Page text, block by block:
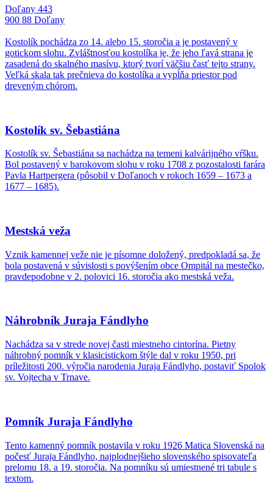
Doľany 443
900 88 Doľany
Kostolík pochádza zo 14. alebo 15. storočia a je postavený v
gotickom slohu. Zvláštnosťou kostolíka je, že jeho ľavá strana je
zasadená do skalného masívu, ktorý tvorí väčšiu časť tejto strany.
Veľká skala tak prečnieva do kostolíka a vypĺňa priestor pod
dreveným chórom.
Kostolík sv. Šebastiána
Kostolík sv. Šebastiána sa nachádza na temeni kalvárijného vŕšku.
Bol postavený v barokovom slohu v roku 1708 z pozostalosti farára
Pavla Hartpergera (pôsobil v Doľanoch v rokoch 1659 – 1673 a
1677 – 1685).
Mestská veža
Vznik kamennej veže nie je písomne doložený, predpokladá sa, že
bola postavená v súvislosti s povýšením obce Ompitál na mestečko,
pravdepodobne v 2. polovici 16. storočia ako mestská veža.
Náhrobník Juraja Fándlyho
Nachádza sa v strede novej časti miestneho cintorína. Pietny
náhrobný pomník v klasicistickom štýle dal v roku 1950, pri
príležitosti 200. výročia narodenia Juraja Fándlyho, postaviť Spolok
sv. Vojtecha v Trnave.
Pomník Juraja Fándlyho
Tento kamenný pomník postavila v roku 1926 Matica Slovenská na
počesť Juraja Fándlyho, najplodnejšieho slovenského spisovateľa
prelomu 18. a 19. storočia. Na pomníku sú umiestnené tri tabule s
textom.